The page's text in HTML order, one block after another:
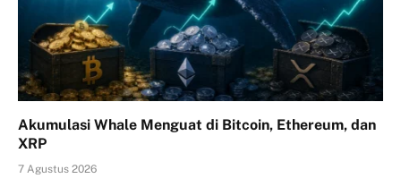
Akumulasi Whale Menguat di Bitcoin, Ethereum, dan
XRP
7 Agustus 2026